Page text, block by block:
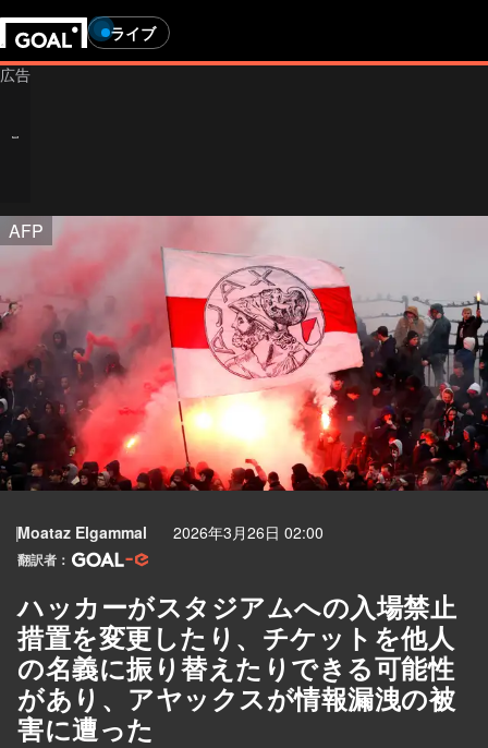
ライブ
AFP
Moataz Elgammal 2026年3月26日 02:00
翻訳者：
ハッカーがスタジアムへの入場禁止
措置を変更したり、チケットを他人
の名義に振り替えたりできる可能性
があり、アヤックスが情報漏洩の被
害に遭った